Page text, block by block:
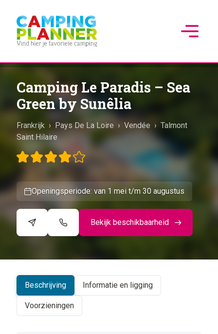
Camping Le Paradis – Sea
Green by Sunêlia
Frankrijk › Pays De La Loire › Vendée › Talmont
Saint Hilaire
Openingsperiode: van 1 mei t/m 30 augustus
Bekijk beschikbaarheid
+
Beschrijving Informatie en ligging
Voorzieningen